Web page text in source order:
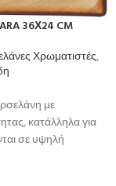
36Χ24 CM
Χρωματιστές,
με
κατάλληλα για
σε υψηλή